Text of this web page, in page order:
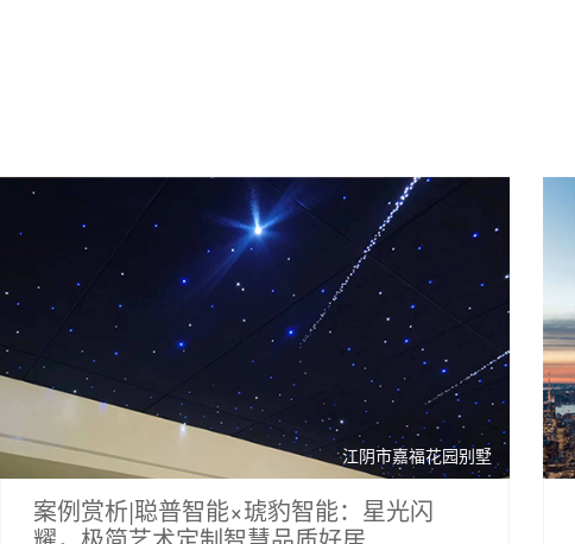
江阴市嘉福花园别墅
案例赏析|聪普智能×琥豹智能：星光闪